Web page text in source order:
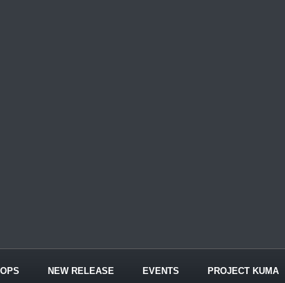
NEW RELEASE EVENTS PROJECT KUMA